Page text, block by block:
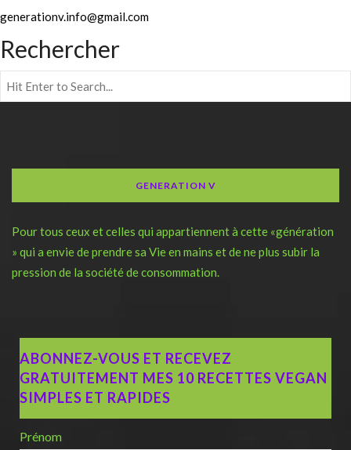
generationv.info@gmail.com
Rechercher
GENERATION V
Pour tous ceux et celles qui appartiennent à cette «génération
» qui a envie de prendre sa Vie en mains et de ne plus subir la
pression de la société de consommation.
ABONNEZ-VOUS ET RECEVEZ
GRATUITEMENT MES 10 RECETTES VEGAN
SIMPLES ET RAPIDES
Prénom